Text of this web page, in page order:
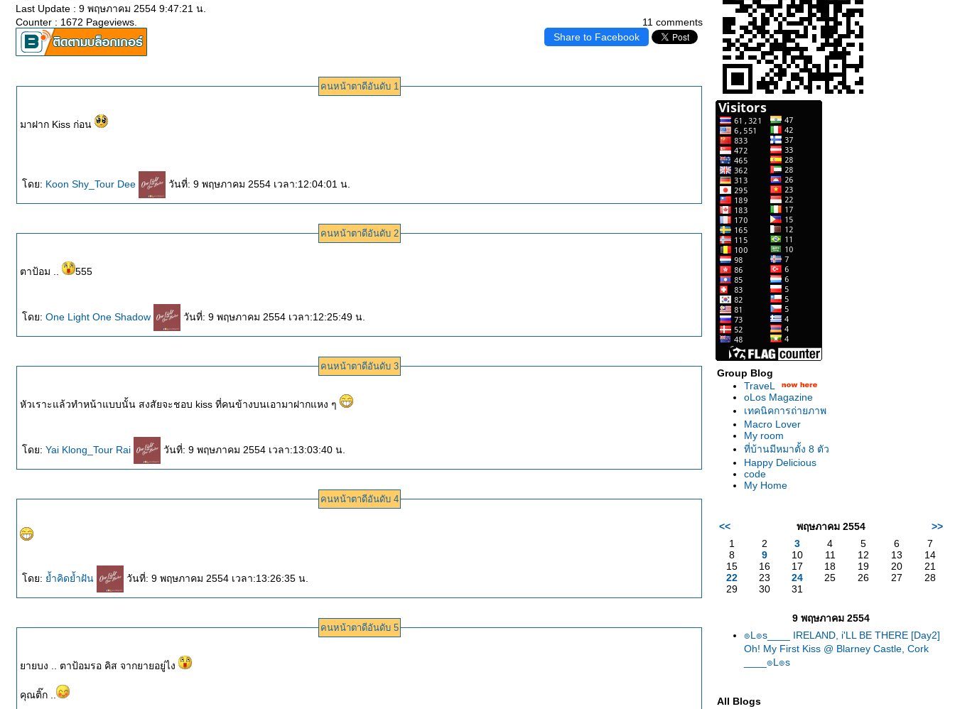
Last Update : 9 พฤษภาคม 2554 9:47:21 น.
11 comments
Counter : 1672 Pageviews.
Share to Facebook
คนหน้าตาดีอันดับ 1
มาฝาก Kiss ก่อน
ดย: Koon Shy_Tour Dee วันที่: 9 พฤษภาคม 2554 เวลา:12:04:01 น.
คนหน้าตาดีอันดับ 2
555
ดย: One Light One Shadow วันที่: 9 พฤษภาคม 2554 เวลา:12:25:49 น.
คนหน้าตาดีอันดับ 3
หัวเราะแล้วทำหน้าแบบนั้น สงสัยจะชอบ kiss ที่คนข้างบนเอามาฝากแหง ๆ
ดย: Yai Klong_Tour Rai วันที่: 9 พฤษภาคม 2554 เวลา:13:03:40 น.
คนหน้าตาดีอันดับ 4
ดย: ้ำคิดย้ำฝัน วันที่: 9 พฤษภาคม 2554 เวลา:13:26:35 น.
คนหน้าตาดีอันดับ 5
ายบง .. ตาป้อมรอ คิส จากยายอยู่ไง
คุณติ๊ก ..
Group Blog
TraveL
oLos Magazine
เทคนิคการถ่ายภาพ
Macro Lover
My room
ที่บ้านมีหมาตั้ง 8 ตัว
Happy Delicious
code
My Home
<< พฤษภาคม 2554
>>
1
2 3 4 5 6
7
8
9 10 11 12 13
14
15
16 17 18 19 20
21
22
23 24 25 26 27
28
29
30 31
9 พฤษภาคม 2554
๏L๏s____ IRELAND, i'LL BE THERE [Day2]
Oh! My First Kiss @ Blarney Castle, Cork
____๏L๏s
All Blogs